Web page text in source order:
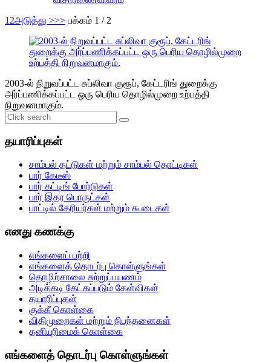
1 2அடுத்து >>> பக்கம் 1 / 2
2003-ல் நிறுவப்பட்ட சுப்லிவா குரூப், கேட்டரிங் துறைக்கு
அர்ப்பணிக்கப்பட்ட ஒரு பெரிய தொழில்முறை உற்பத்தி
நிறுவனமாகும்.
தயாரிப்புகள்
சாம்பல் தட்டுகள் மற்றும் சாம்பல் தொட்டிகள்
பார் கேடீஸ்
பார் கட்டிங் போர்டுகள்
பார் இதர பொருட்கள்
பாட்டில் கேரியர்கள் மற்றும் கூடைகள்
எனது கணக்கு
எங்களைப் பற்றி
எங்களைத் தொடர்பு கொள்ளுங்கள்
தொழிற்சாலை சுற்றுப்பயணம்
அடிக்கடி கேட்கப்படும் கேள்விகள்
தயாரிப்புகள்
குக்கீ கொள்கை
விதிமுறைகள் மற்றும் நிபந்தனைகள்
தனியுரிமைக் கொள்கை
எங்களைத் தொடர்பு கொள்ளுங்கள்